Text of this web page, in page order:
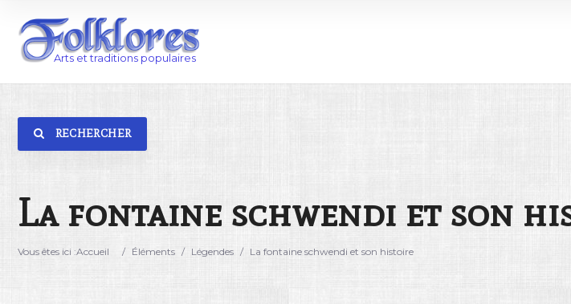
RECHERCHER
La fontaine schwendi et son
Vous êtes ici :Accueil / Éléments / Légendes / La fontaine schwendi et son histoire